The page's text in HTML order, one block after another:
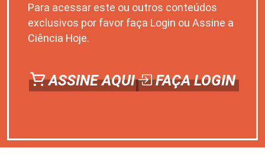
Para acessar este ou outros conteúdos
exclusivos por favor faça Login ou Assine a
Ciência Hoje.
ASSINE AQUI FAÇA LOGIN